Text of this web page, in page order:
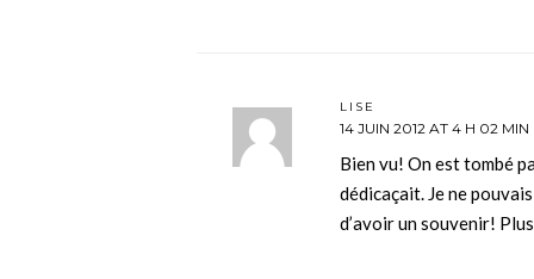
LISE
14 JUIN 2012 AT 4 H 02 MIN
Bien vu! On est tombé
dédicaçait. Je ne
d’avoir un souvenir!